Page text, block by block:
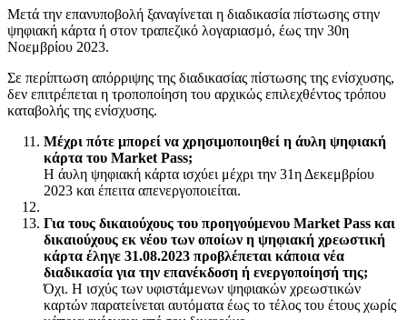
Μετά την επανυποβολή ξαναγίνεται η διαδικασία πίστωσης στην
ψηφιακή κάρτα ή στον τραπεζικό λογαριασμό, έως την 30η
Νοεμβρίου 2023.
Σε περίπτωση απόρριψης της διαδικασίας πίστωσης της ενίσχυσης,
δεν επιτρέπεται η τροποποίηση του αρχικώς επιλεχθέντος τρόπου
καταβολής της ενίσχυσης.
Μέχρι πότε μπορεί να χρησιμοποιηθεί η άυλη ψηφιακή
κάρτα του Market Pass;
Η άυλη ψηφιακή κάρτα ισχύει μέχρι την 31η Δεκεμβρίου
2023 και έπειτα απενεργοποιείται.
Για τους δικαιούχους του προηγούμενου Market Pass και
δικαιούχους εκ νέου των οποίων η ψηφιακή χρεωστική
κάρτα έληγε 31.08.2023 προβλέπεται κάποια νέα
διαδικασία για την επανέκδοση ή ενεργοποίησή της;
Όχι. Η ισχύς των υφιστάμενων ψηφιακών χρεωστικών
καρτών παρατείνεται αυτόματα έως το τέλος του έτους χωρίς